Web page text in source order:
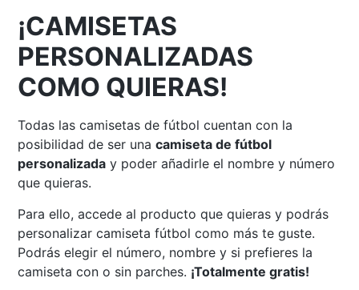
¡CAMISETAS
PERSONALIZADAS
COMO QUIERAS!
Todas las camisetas de fútbol cuentan con la
posibilidad de ser unacamiseta de fútbol
personalizada y poder añadirle el nombre y número
que quieras.
Para ello, accede al producto que quieras y podrás
personalizar camiseta fútbol como más te guste.
Podrás elegir el número, nombre y si prefieres la
camiseta con o sin parches. ¡Totalmente gratis!